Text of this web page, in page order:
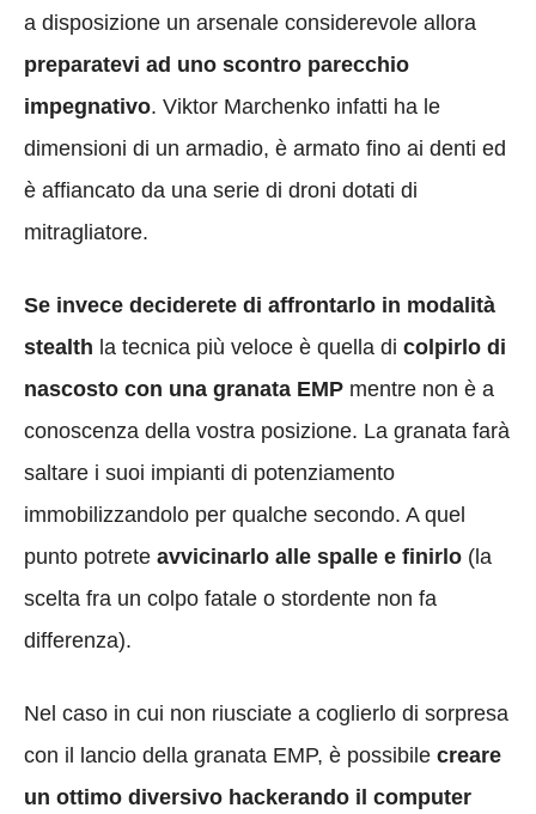
a disposizione un arsenale considerevole allora
preparatevi ad uno scontro parecchio
impegnativo. Viktor Marchenko infatti ha le
dimensioni di un armadio, è armato fino ai denti ed
è affiancato da una serie di droni dotati di
mitragliatore.
Se invece deciderete di affrontarlo in modalità
stealth la tecnica più veloce è quella di colpirlo di
nascosto con una granata EMP mentre non è a
conoscenza della vostra posizione. La granata farà
saltare i suoi impianti di potenziamento
immobilizzandolo per qualche secondo. A quel
punto potrete avvicinarlo alle spalle e finirlo (la
scelta fra un colpo fatale o stordente non fa
differenza).
Nel caso in cui non riusciate a coglierlo di sorpresa
con il lancio della granata EMP, è possibile creare
un ottimo diversivo hackerando il computer